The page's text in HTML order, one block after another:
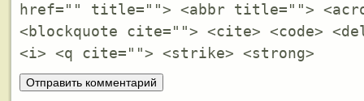
href="" title=""> <abbr title="">
<blockquote cite=""> <cite> <code>
<i> <q cite=""> <strike> <strong>